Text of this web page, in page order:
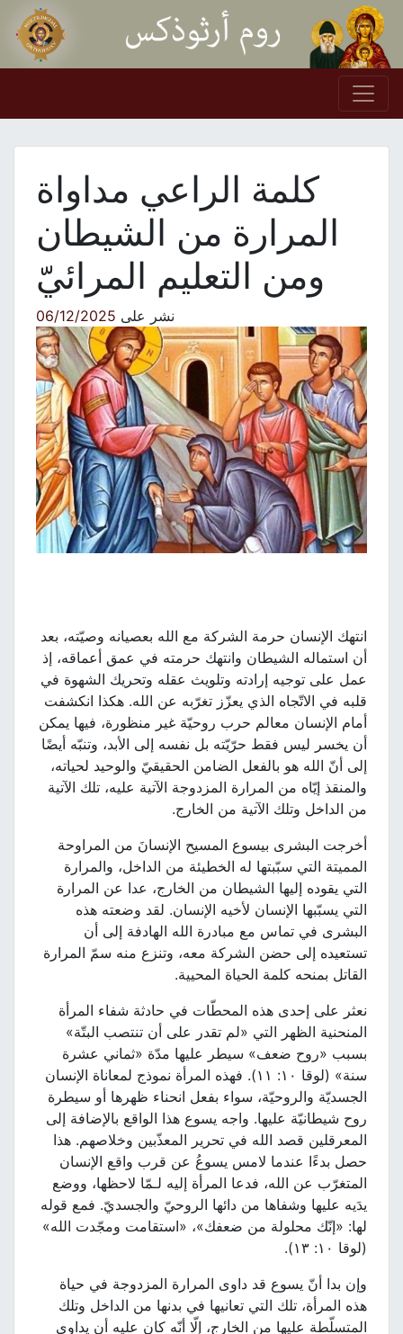
Skip to content
Main Navigation
كلمة الراعي مداواة
المرارة من الشيطان
ومن التعليم المرائيّ
نشر على06/12/2025
انتهك الإنسان حرمة الشركة مع الله بعصيانه وصيّته، بعد
أن استماله الشيطان وانتهك حرمته في عمق أعماقه، إذ
عمل على توجيه إرادته وتلويث عقله وتحريك الشهوة في
قلبه في الاتّجاه الذي يعزّز تغرّبه عن الله. هكذا انكشفت
أمام الإنسان معالم حرب روحيّة غير منظورة، فيها يمكن
أن يخسر ليس فقط حرّيّته بل نفسه إلى الأبد، وتنبّه أيضًا
إلى أنّ الله هو بالفعل الضامن الحقيقيّ والوحيد لحياته،
والمنقذ إيّاه من المرارة المزدوجة الآتية عليه، تلك الآتية
من الداخل وتلك الآتية من الخارج.
أخرجت البشرى بيسوع المسيح الإنسانَ من المراوحة
المميتة التي سبّبتها له الخطيئة من الداخل، والمرارة
التي يقوده إليها الشيطان من الخارج، عدا عن المرارة
التي يسبّبها الإنسان لأخيه الإنسان. لقد وضعته هذه
البشرى في تماس مع مبادرة الله الهادفة إلى أن
تستعيده إلى حضن الشركة معه، وتنزع منه سمّ المرارة
القاتل بمنحه كلمة الحياة المحيية.
نعثر على إحدى هذه المحطّات في حادثة شفاء المرأة
المنحنية الظهر التي «لم تقدر على أن تنتصب البتّة»
بسبب «روح ضعف» سيطر عليها مدّة «ثماني عشرة
سنة» (لوقا ١٠: ١١). فهذه المرأة نموذج لمعاناة الإنسان
الجسديّة والروحيّة، سواء بفعل انحناء ظهرها أو سيطرة
روح شيطانيّة عليها. واجه يسوع هذا الواقع بالإضافة إلى
المعرقلين قصد الله في تحرير المعذّبين وخلاصهم. هذا
حصل بدءًا عندما لامس يسوعُ عن قرب واقع الإنسان
المتغرّب عن الله، فدعا المرأة إليه لـمّا لاحظها، ووضع
يدَيه عليها وشفاها من دائها الروحيّ والجسديّ. فمع قوله
لها: «إنّك محلولة من ضعفك»، «استقامت ومجّدت الله»
(لوقا ١٠: ١٣).
وإن بدا أنّ يسوع قد داوى المرارة المزدوجة في حياة
هذه المرأة، تلك التي تعانيها في بدنها من الداخل وتلك
المتسلّطة عليها من الخارج، إلّا أنّه كان عليه أن يداوي